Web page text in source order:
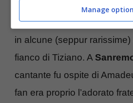
Nonostante sia
in alcune (seppur rarissime)
fianco di Tiziano. A
cantante fu ospite di
fan era proprio l’adorato
Manage